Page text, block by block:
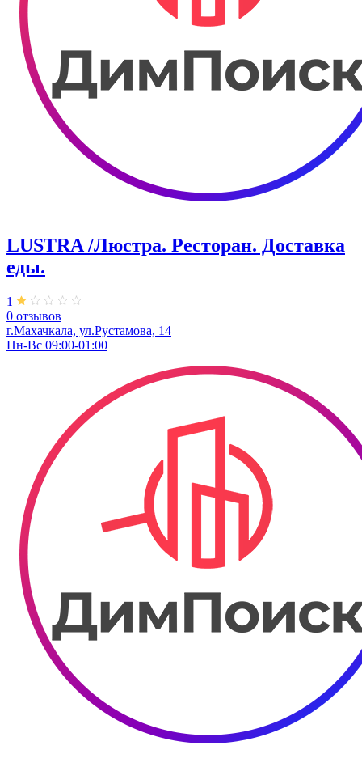
LUSTRA /Люстра. Ресторан. Доставка
еды.
1
0 отзывов
г.Махачкала, ул.Рустамова, 14
Пн-Вс 09:00-01:00